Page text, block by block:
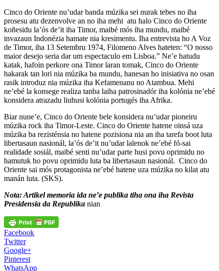
Cinco do Oriente nu’udar banda múzika sei nurak tebes no iha
prosesu atu dezenvolve an no iha mehi atu halo Cinco do Oriente
koñesidu la’ós de’it iha Timor, maibé mós iha mundu, maibé
invazaun Indonézia hamate nia kresimentu. Iha entrevista ho A Voz
de Timor, iha 13 Setembru 1974, Filomeno Alves hateten: “O nosso
maior desejo seria dar um espectaculo em Lisboa.” Ne’e hatudu
katak, hafoin perkore ona Timor laran tomak, Cinco do Oriente
hakarak tan lori nia múzika ba mundu, hanesan ho inisiativa no osan
rasik introduz nia múzika iha Kefamenanu no Atambua. Mehi
ne’ebé la konsege realiza tanba laiha patrosinadór iha kolónia ne’ebé
konsidera atrazadu liuhusi kolónia portugés iha Afrika.
Biar nune’e, Cinco do Oriente bele konsidera nu’udar pioneiru
múzika rock iha Timor-Leste. Cinco do Oriente hatene oinsá uza
múzika ba rezisténsia no hatene pozisiona nia an iha tarefa boot luta
libertasaun nasionál, la’ós de’it nu’udar lalenok ne’ebé fó-sai
realidade sosiál, maibé senti nu’udar parte husi povu oprimidu no
hamutuk ho povu oprimidu luta ba libertasaun nasionál. Cinco do
Oriente sai mós protagonista ne’ebé hatene uza múzika no kilat atu
manán luta. (SKS).
Nota: Artikel memoria ida ne’e publika tiha ona iha Revista
Presidensia da Republika nian
Facebook
Twitter
Google+
Pinterest
WhatsApp